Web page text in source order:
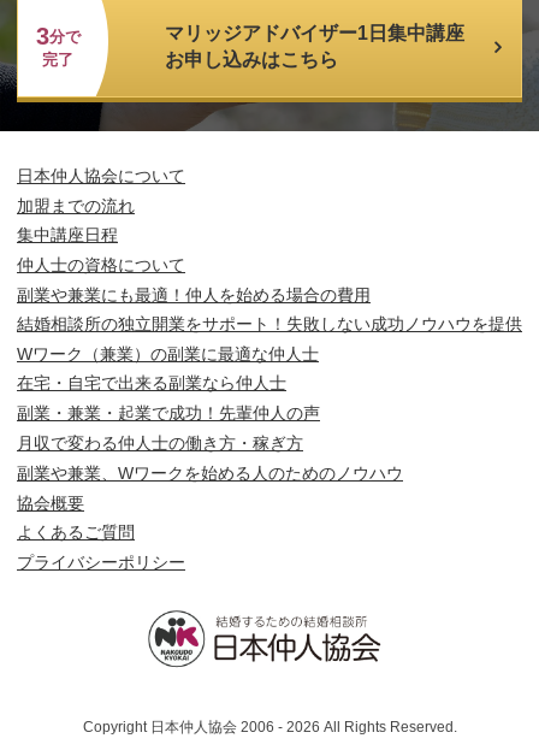
3分で
完了
マリッジアドバイザー1日集中講座
お申し込みはこちら
日本仲人協会について
加盟までの流れ
集中講座日程
仲人士の資格について
副業や兼業にも最適！仲人を始める場合の費用
結婚相談所の独立開業をサポート！失敗しない成功ノウハウを提供
Wワーク（兼業）の副業に最適な仲人士
在宅・自宅で出来る副業なら仲人士
副業・兼業・起業で成功！先輩仲人の声
月収で変わる仲人士の働き方・稼ぎ方
副業や兼業、Wワークを始める人のためのノウハウ
協会概要
よくあるご質問
プライバシーポリシー
Copyright 日本仲人協会 2006 - 2026 All Rights Reserved.